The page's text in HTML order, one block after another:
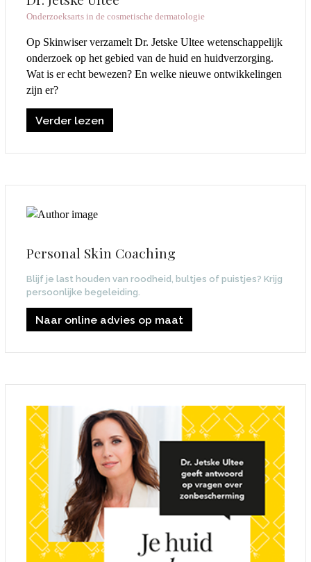
Onderzoeksarts in de cosmetische dermatologie
Op Skinwiser verzamelt Dr. Jetske Ultee wetenschappelijk
onderzoek op het gebied van de huid en huidverzorging.
Wat is er echt bewezen? En welke nieuwe ontwikkelingen
zijn er?
Verder lezen
Personal Skin Coaching
Blijf je last houden van roodheid, bultjes of puistjes? Krijg
persoonlijke begeleiding.
Naar online advies op maat